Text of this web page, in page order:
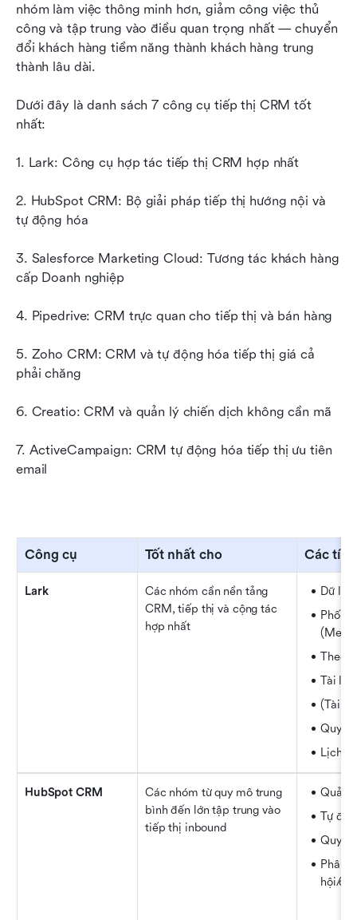
nhóm làm việc thông minh hơn, giảm công việc thủ
công và tập trung vào điều quan trọng nhất — chuyển
đổi khách hàng tiềm năng thành khách hàng trung
thành lâu dài.
Dưới đây là danh sách 7 công cụ tiếp thị CRM tốt
nhất:
1. Lark: Công cụ hợp tác tiếp thị CRM hợp nhất
2. HubSpot CRM: Bộ giải pháp tiếp thị hướng nội và
tự động hóa
3. Salesforce Marketing Cloud: Tương tác khách hàng
cấp Doanh nghiệp
4. Pipedrive: CRM trực quan cho tiếp thị và bán hàng
5. Zoho CRM: CRM và tự động hóa tiếp thị giá cả
phải chăng
6. Creatio: CRM và quản lý chiến dịch không cần mã
7. ActiveCampaign: CRM tự động hóa tiếp thị ưu tiên
email
Công cụ Tốt nhất cho Các
Lark
Các nhóm cần nền tảng
CRM, tiếp thị và cộng tác
hợp nhất
Dữ
Phối
Theo
Tài
(Tài
Quy
Lịch &
HubSpot CRM
Các nhóm từ quy mô trung
bình đến lớn tập trung vào
tiếp thị inbound
Quản
Tự
Quy
Phân
hội/
Đọc liên quan